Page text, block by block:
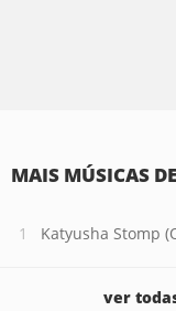
MAIS MÚSICAS
Katyusha Stomp
ver